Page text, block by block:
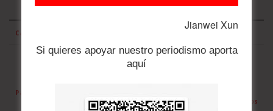
Capacidad hospitalaria de América Latina
País
10.000
Camas en
hospitales públicos
Jianwei Xun
Si quieres apoyar nuestro periodismo aporta
aquí